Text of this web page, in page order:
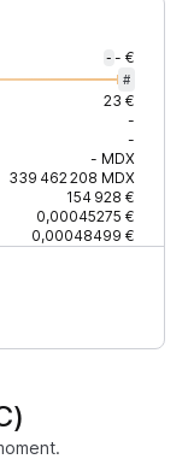
- - €
#
23 €
-
-
- MDX
339 462 208 MDX
154 928 €
0,00045275 €
0,00048499 €